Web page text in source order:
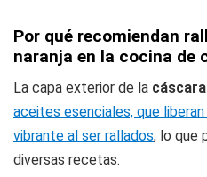
Por qué recomiendan
naranja en la cocina de
La capa exterior de la cáscara
aceites esenciales, que
vibrante al ser rallados, lo que
diversas recetas.